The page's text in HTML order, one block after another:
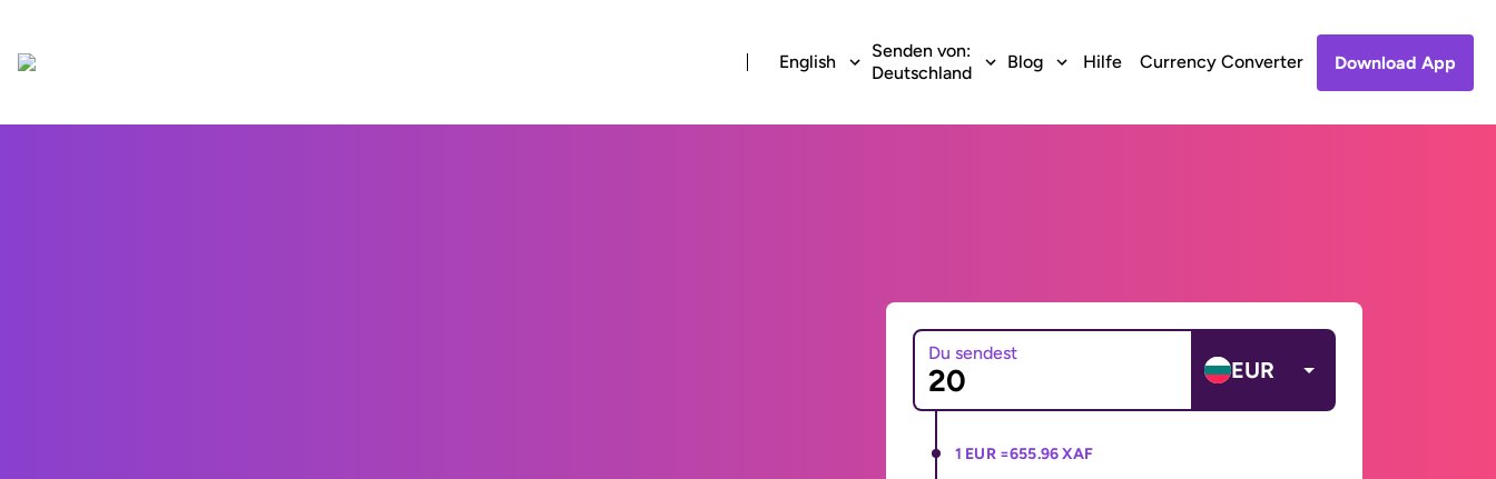
English
Senden von:
Deutschland
Blog Hilfe Currency Converter Download App
Du sendest
EUR
1 EUR =655.96 XAF